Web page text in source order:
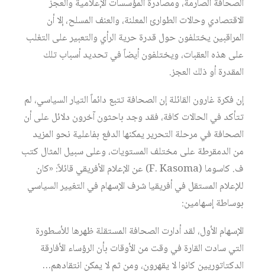
الصحافة الصارمة، ومصادرة المؤسسات الإعلامية والعجز
الاقتصادي وحالات الطوارئ المعلنة، والعنف المسلح، إلا أن
المراقبين يختلفون حول قدرة حرية الرأي والتعبير على التغلب
على هذه العقبات، ويختلفون أيضاً في تحديد أسباب تلك
المقدرة أو ذلك العجز.
إن فكرة غارون القائلة إن الصحافة تتبع دائماً التيار السياسي، لم
تتأكد في الحالات كافة، فقد وجد باحثون آخرون دلائل على أن
الصحافة في مرحلة التحرير يمكنها الدفع بفاعلية نحو المزيد
من الدمقرطة على مختلف المستويات، وعلى سبيل المثال كتب
ف. كاسوما (F. Kasoma) عن الإعلام الأفريقي قائلاً: «كان
للإعلام المستقل في أفريقيا شرف الإسهام في التغيير السياسي
بوساطة إسهامين:
الإسهام الأول، لقد أدارت الصحافة المستقلة ظهرها للأسطورة
التي سادت القارة في وقت من الأوقات بأن الرؤساء الأفارقة
الدكتاتوريين كانوا لا يقهرون، ومن ثم لا يمكن انتقادهم…